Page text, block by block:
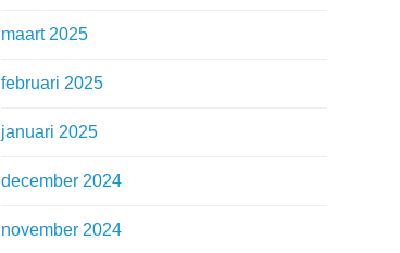
maart 2025
februari 2025
januari 2025
december 2024
november 2024